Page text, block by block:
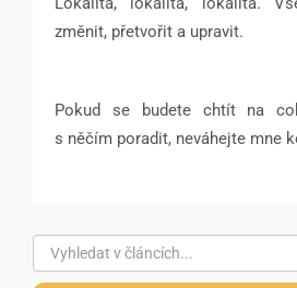
změnit, přetvořit a upravit.
Pokud se budete chtít na
s něčím poradit, neváhejte mne